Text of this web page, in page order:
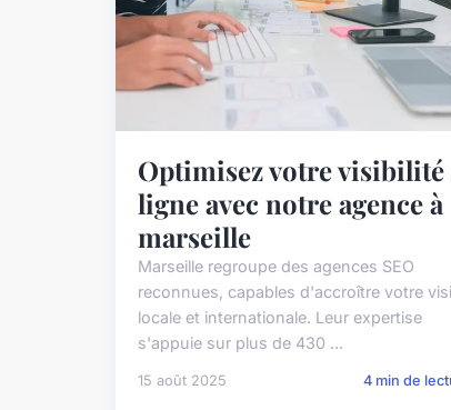
Optimisez votre visibilité
ligne avec notre agence à
marseille
Marseille regroupe des agences SEO
reconnues, capables d'accroître votre
locale et internationale. Leur expertise
s'appuie sur plus de 430 ...
15 août 2025 4 min de